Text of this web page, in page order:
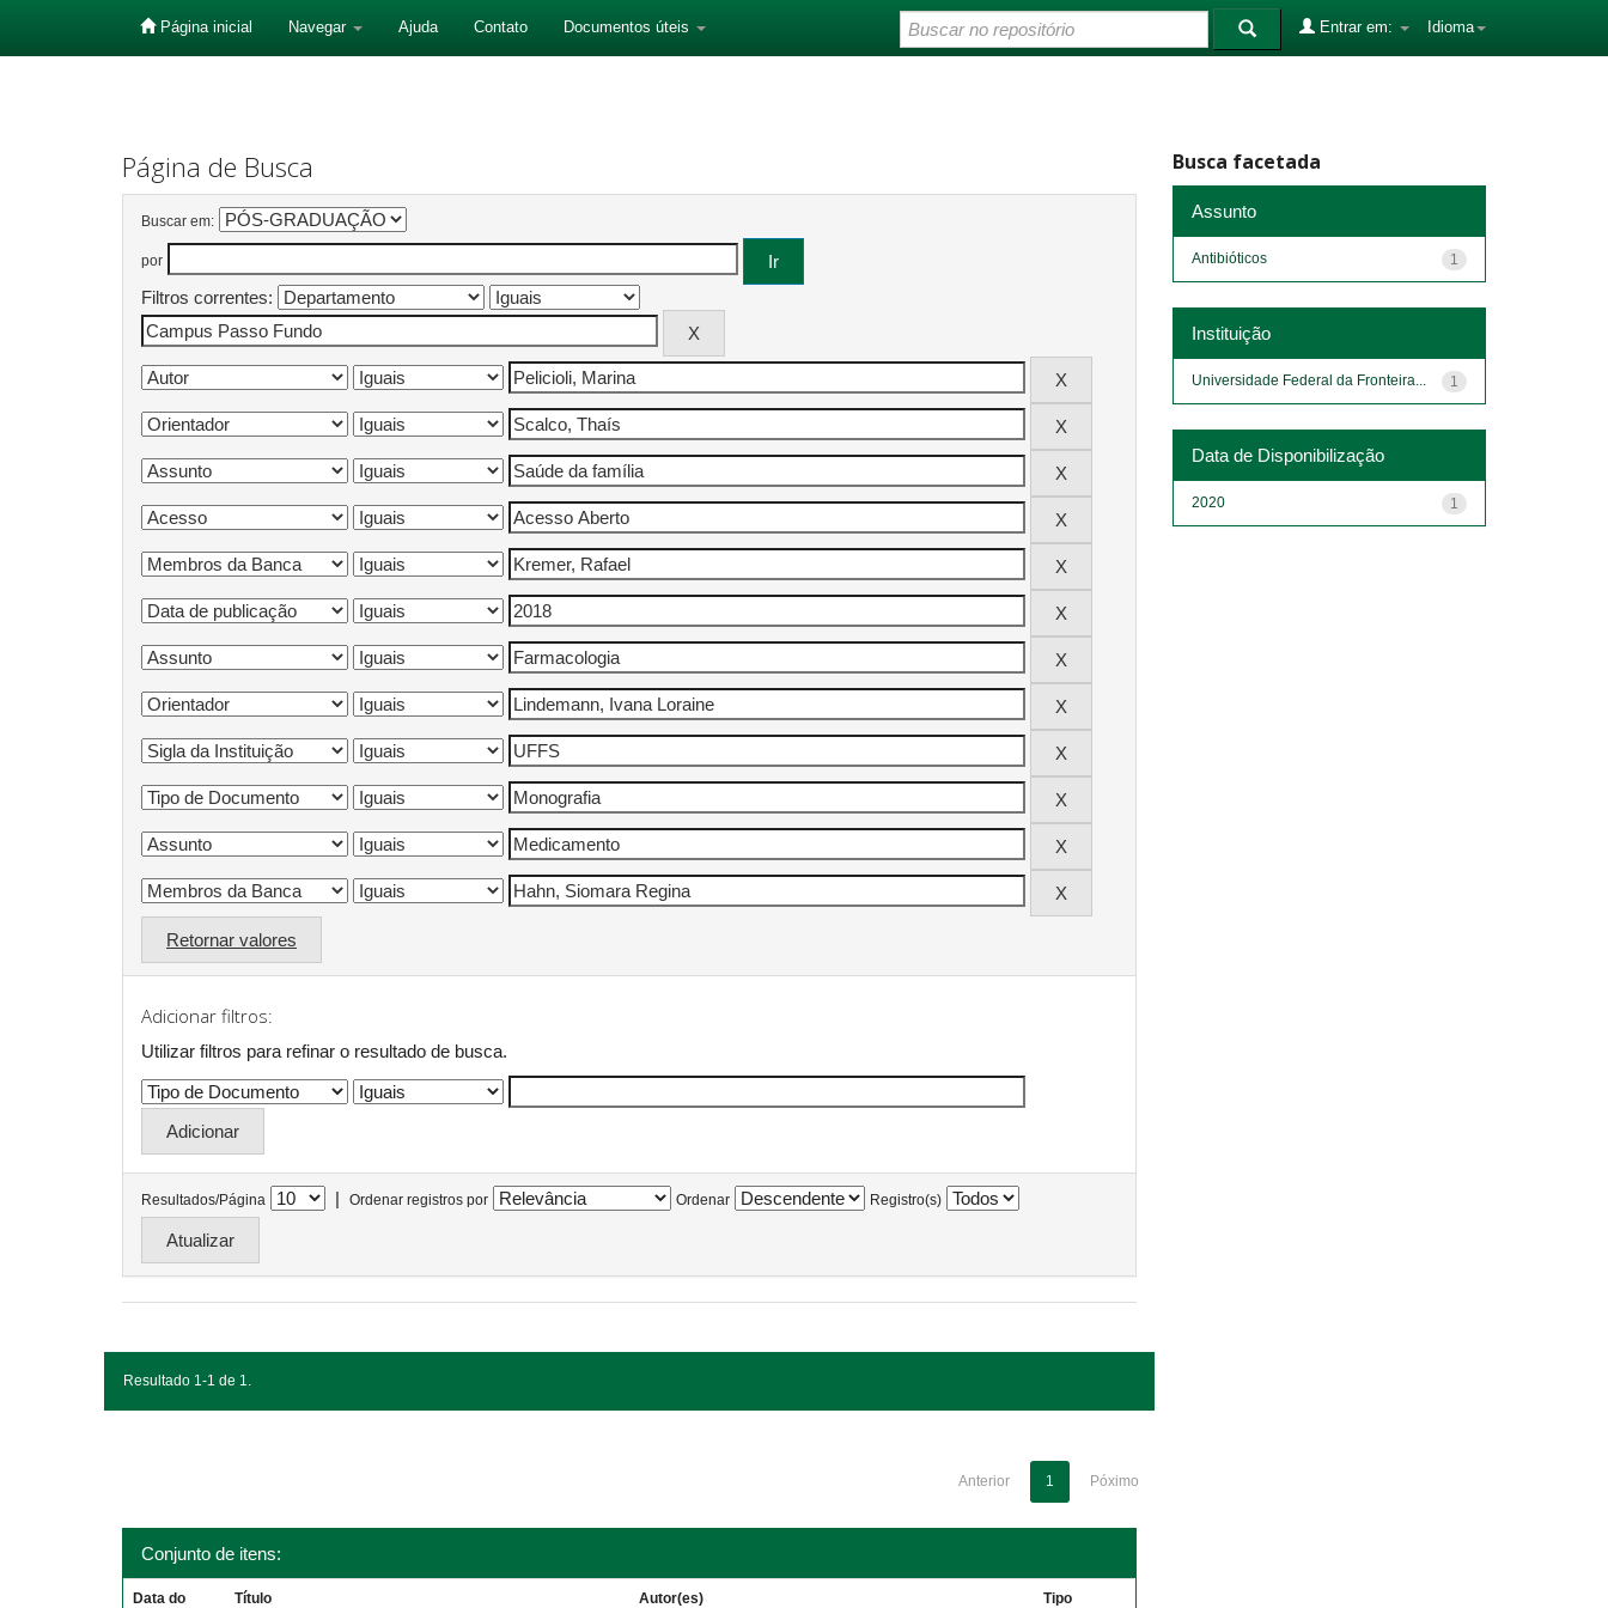
Página inicial Navegar Ajuda Contato Documentos úteis Idioma
Entrar em:
Página de Busca
Buscar em:
por
Filtros correntes:
Retornar valores
Adicionar filtros:
Utilizar filtros para refinar o resultado de busca.
Resultados/Página | Ordenar registros por Ordenar Registro(s)
Resultado 1-1 de 1.
Anterior 1 Póximo
Conjunto de itens:
Data do Título Autor(es) Tipo
Busca facetada
Assunto
1
Antibióticos
Instituição
1
Universidade Federal da Fronteira...
Data de Disponibilização
1
2020